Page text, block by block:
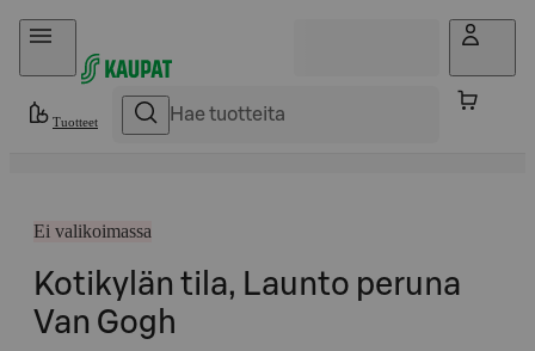
Hyppää sisältöön
Tuotteet
Ei valikoimassa
Kotikylän tila, Launto peruna
Van Gogh